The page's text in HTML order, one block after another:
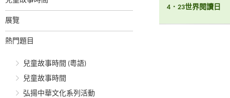
展覽
熱門題目
兒童故事時間 (粵語)
兒童故事時間
弘揚中華文化系列活動
4．23世界閱讀日